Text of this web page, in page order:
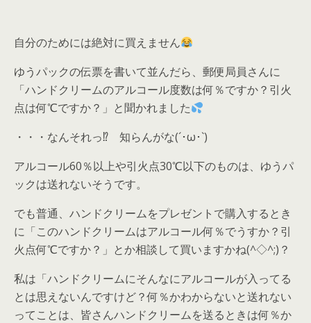
自分のためには絶対に買えません
ゆうパックの伝票を書いて並んだら、郵便局員さんに
「ハンドクリームのアルコール度数は何％ですか？引火
点は何℃ですか？ 」と聞かれました
・・・なんそれっ⁉ 知らんがな(´･ω･`)
アルコール60％以上や引火点30℃以下のものは、ゆうパ
ックは送れないそうです。
でも普通、ハンドクリームをプレゼントで購入するとき
に「このハンドクリームはアルコール何％でうすか？引
火点何℃ですか？」とか相談して買いますかね(^◇^;)？
私は「ハンドクリームにそんなにアルコールが入ってる
とは思えないんですけど？何％かわからないと送れない
ってことは、皆さんハンドクリームを送るときは何％か